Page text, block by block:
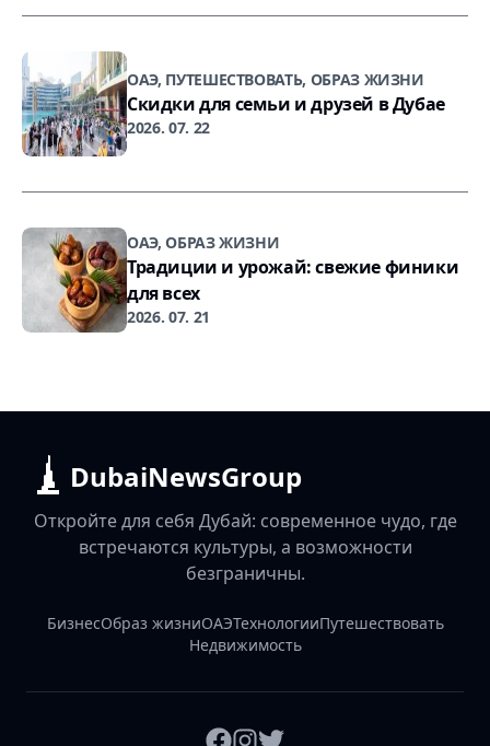
ОАЭ, ПУТЕШЕСТВОВАТЬ, ОБРАЗ ЖИЗНИ
Скидки для семьи и друзей в Дубае
2026. 07. 22
ОАЭ, ОБРАЗ ЖИЗНИ
Традиции и урожай: свежие финики
для всех
2026. 07. 21
DubaiNewsGroup
Откройте для себя Дубай: современное чудо, где
встречаются культуры, а возможности
безграничны.
БизнесОбраз жизниОАЭТехнологииПутешествовать
Недвижимость